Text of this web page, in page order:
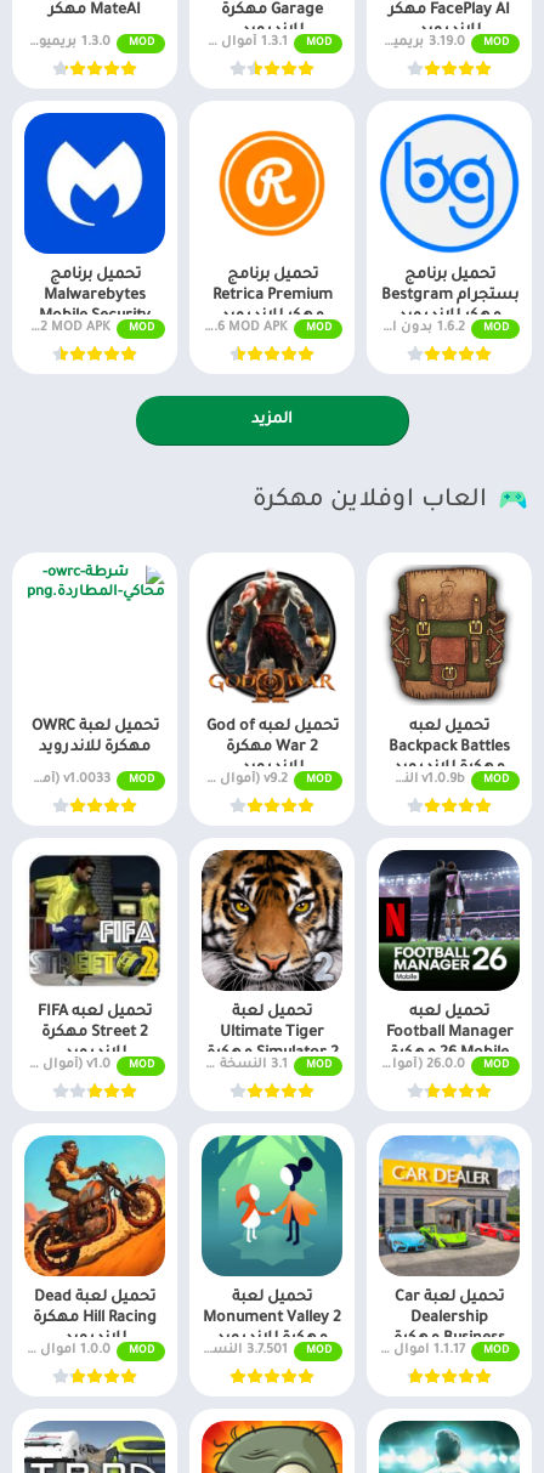
FacePlay AI مهكر
للاندرويد
MOD 3.19.0 بريميوم مفتوح
Garage مهكرة
للاندرويد
MOD 1.3.1 أموال غير محددة
MateAI مهكر
MOD 1.3.0 بريميوم مفتوح
تحميل برنامج
بستجرام Bestgram
مهكر للاندرويد
MOD 1.6.2 بدون اعلانات
تحميل برنامج
Retrica Premium
مهكر للاندرويد
MOD v7.6.6 MOD APK (إلغاء القفل المميز)
تحميل برنامج
Malwarebytes
Mobile Security
مهكر للاندرويد
MOD v5.9.0+312 MOD APK (بريميوم مفتوح)
المزيد
العاب اوفلاين مهكرة
تحميل لعبه
Backpack Battles
مهكرة للاندرويد
MOD v1.0.9b النسخة المدفوعة مجانًا
تحميل لعبه God of
War 2 مهكرة
للاندرويد
MOD v9.2 (أموال لا نهائية + جميع المستويات)
تحميل لعبة OWRC
مهكرة للاندرويد
MOD v1.0033 (أموال لا نهائية + جميع المستويات)
تحميل لعبه
Football Manager
26 Mobile مهكرة
MOD 26.0.0 (أموال لا نهائية + جميع المستويات)
تحميل لعبة
Ultimate Tiger
Simulator 2 مهكرة
MOD 3.1 النسخة المدفوعة مجانًا
تحميل لعبه FIFA
Street 2 مهكرة
للاندرويد
MOD v1.0 (أموال لا نهائية + جميع المستويات)
تحميل لعبة Car
Dealership
Business مهكرة
MOD 1.1.17 اموال غير محدودة
تحميل لعبة
Monument Valley 2
مهكرة للاندرويد
MOD 3.7.501 النسخة المدفوعة مجانًا
تحميل لعبة Dead
Hill Racing مهكرة
للاندرويد
MOD 1.0.0 اموال غير محدودة